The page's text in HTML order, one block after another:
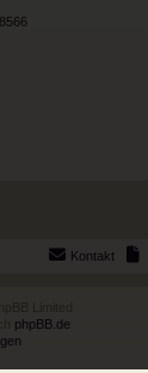
Kontakt
Limited
phpBB.de